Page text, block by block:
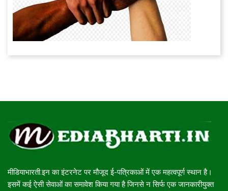
मीडियाभारती.इन का इंटरनेट पर मौजूद ई-पत्रिकाओं में एक महत्वपूर्ण स्थान है।
इसमें कई ऐसी सेवाओं का समावेश किया गया है जिनसे न सिर्फ एक जानकारीयुक्त